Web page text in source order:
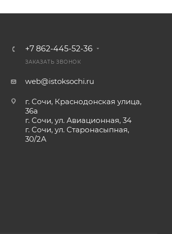
+7 862-445-52-36
ЗАКАЗАТЬ ЗВОНОК
web@istoksochi.ru
г. Сочи, Краснодонская улица,
36а
г. Сочи, ул. Авиационная, 34
г. Сочи, ул. Старонасыпная,
30/2А